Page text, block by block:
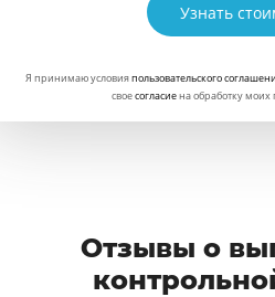
Узнать
Я принимаю условияпользовательского
своесогласиена обработку
Отзывы о